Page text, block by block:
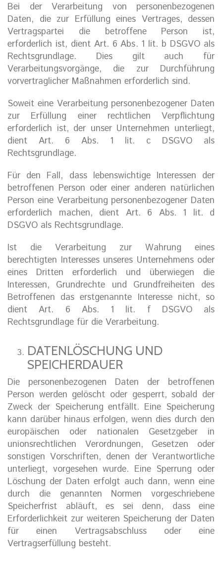
Bei der Verarbeitung von personenbezogenen
Daten, die zur Erfüllung eines Vertrages, dessen
Vertragspartei die betroffene Person ist,
erforderlich ist, dient Art. 6 Abs. 1 lit. b DSGVO als
Rechtsgrundlage. Dies gilt auch für
Verarbeitungsvorgänge, die zur Durchführung
vorvertraglicher Maßnahmen erforderlich sind.
Soweit eine Verarbeitung personenbezogener Daten
zur Erfüllung einer rechtlichen Verpflichtung
erforderlich ist, der unser Unternehmen unterliegt,
dient Art. 6 Abs. 1 lit. c DSGVO als
Rechtsgrundlage.
Für den Fall, dass lebenswichtige Interessen der
betroffenen Person oder einer anderen natürlichen
Person eine Verarbeitung personenbezogener Daten
erforderlich machen, dient Art. 6 Abs. 1 lit. d
DSGVO als Rechtsgrundlage.
Ist die Verarbeitung zur Wahrung eines
berechtigten Interesses unseres Unternehmens oder
eines Dritten erforderlich und überwiegen die
Interessen, Grundrechte und Grundfreiheiten des
Betroffenen das erstgenannte Interesse nicht, so
dient Art. 6 Abs. 1 lit. f DSGVO als
Rechtsgrundlage für die Verarbeitung.
DATENLÖSCHUNG UND
SPEICHERDAUER
Die personenbezogenen Daten der betroffenen
Person werden gelöscht oder gesperrt, sobald der
Zweck der Speicherung entfällt. Eine Speicherung
kann darüber hinaus erfolgen, wenn dies durch den
europäischen oder nationalen Gesetzgeber in
unionsrechtlichen Verordnungen, Gesetzen oder
sonstigen Vorschriften, denen der Verantwortliche
unterliegt, vorgesehen wurde. Eine Sperrung oder
Löschung der Daten erfolgt auch dann, wenn eine
durch die genannten Normen vorgeschriebene
Speicherfrist abläuft, es sei denn, dass eine
Erforderlichkeit zur weiteren Speicherung der Daten
für einen Vertragsabschluss oder eine
Vertragserfüllung besteht.